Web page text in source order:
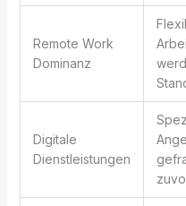
Remote Work
Dominanz
Digitale
Dienstleistungen